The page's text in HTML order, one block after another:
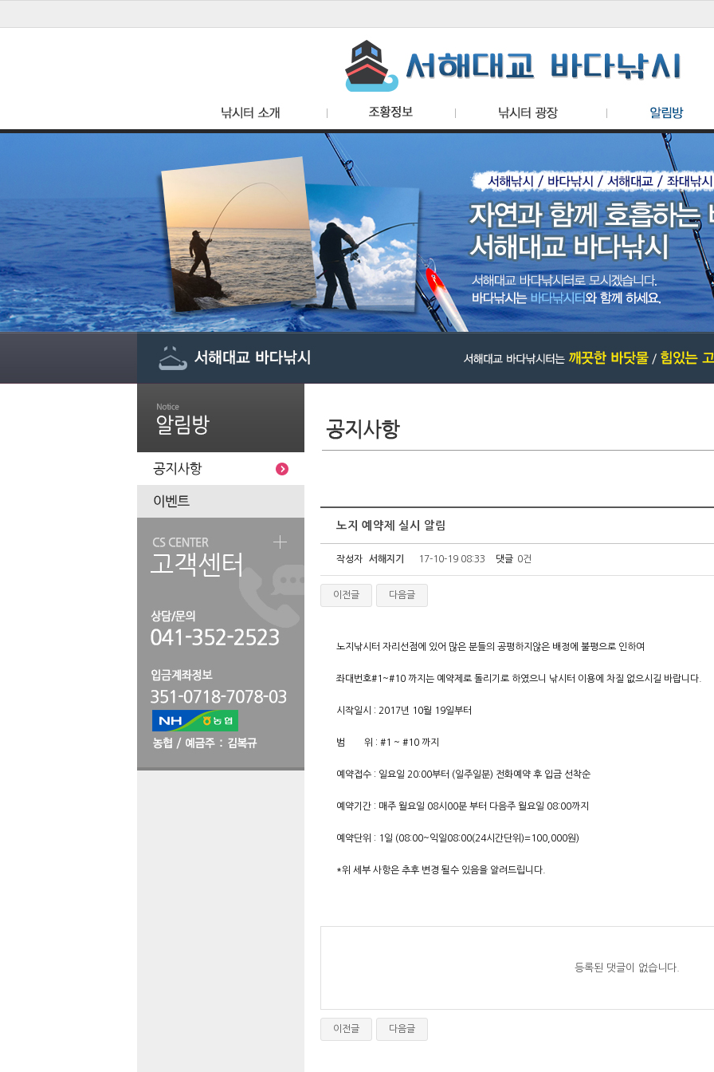
노지 예약제 실시 알림
작성자 서해지기 17-10-19 08:33 댓글 0건
이전글 다음글
노지낚시터 자리선점에 있어 많은 분들의 공평하지않은 배정에 불평으로 인하여
좌대번호#1~#10 까지는 예약제로 돌리기로 하였으니 낚시터 이용에 차질 없으시길 바랍니다.
시작일시 : 2017년 10월 19일부터
범 위 : #1 ~ #10 까지
예약접수 : 일요일 20:00부터 (일주일분) 전화예약 후 입금 선착순
예약기간 : 매주 월요일 08시00분 부터 다음주 월요일 08:00까지
예약단위 : 1일 (08:00~익일08:00(24시간단위)=100,000원)
*위 세부 사항은 추후 변경 될수 있음을 알려드립니다.
등록된 댓글이 없습니다.
이전글 다음글